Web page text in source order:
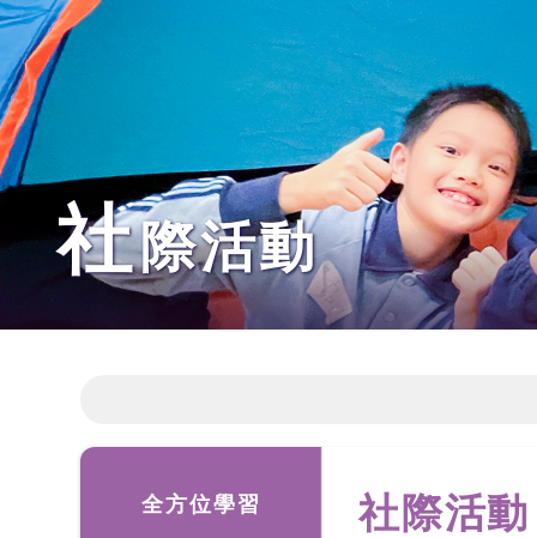
社際活動
全方位學習 社際活動